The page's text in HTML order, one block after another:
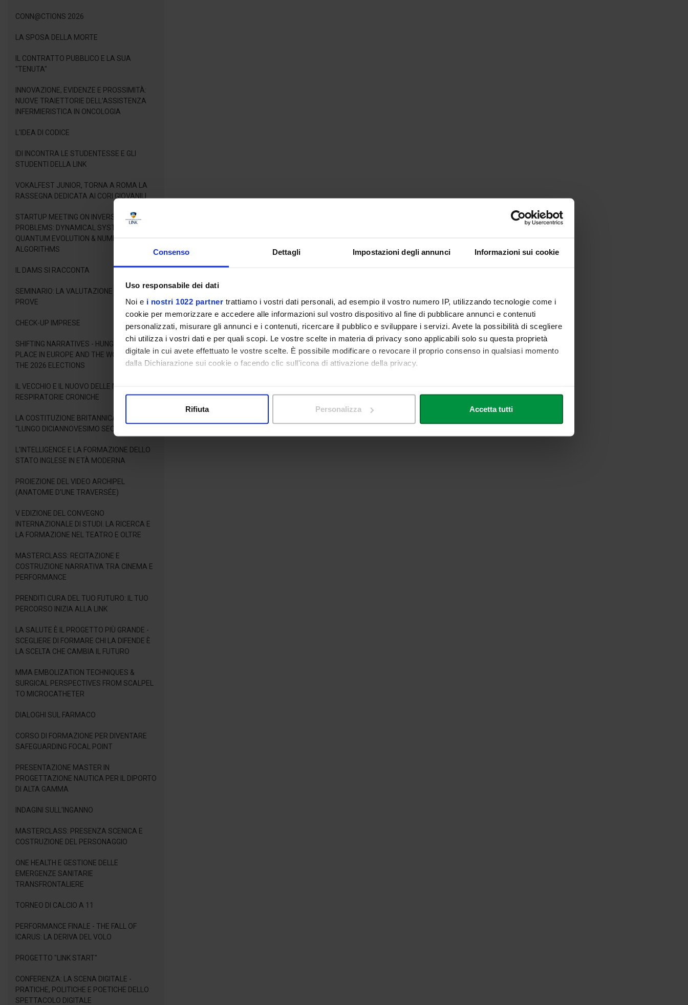
Consenso Dettagli Impostazioni degli annunci Informazioni sui cookie
Uso responsabile dei dati
Noi e i nostri 1022 partner trattiamo i vostri dati personali, ad esempio il vostro numero IP, utilizzando tecnologie come i
cookie per memorizzare e accedere alle informazioni sul vostro dispositivo al fine di pubblicare annunci e contenuti
personalizzati, misurare gli annunci e i contenuti, ricercare il pubblico e sviluppare i servizi. Avete la possibilità di scegliere
chi utilizza i vostri dati e per quali scopi. Le vostre scelte in materia di privacy sono applicabili solo su questa proprietà
digitale in cui avete effettuato le vostre scelte. È possibile modificare o revocare il proprio consenso in qualsiasi momento
dalla Dichiarazione sui cookie o facendo clic sull'icona di attivazione della privacy.
Identificare il tuo dispositivo, scansionandolo attivamente alla ricerca di caratteristiche specifiche (impronte digitali).
Rifiuta Personalizza Accetta tutti
CONN@CTIONS 2026
LA SPOSA DELLA MORTE
IL CONTRATTO PUBBLICO E LA SUA
"TENUTA"
INNOVAZIONE, EVIDENZE E PROSSIMITÀ:
NUOVE TRAIETTORIE DELL’ASSISTENZA
INFERMIERISTICA IN ONCOLOGIA
L'IDEA DI CODICE
IDI INCONTRA LE STUDENTESSE E GLI
STUDENTI DELLA LINK
VOKALFEST JUNIOR, TORNA A ROMA LA
RASSEGNA DEDICATA AI CORI GIOVANILI
STARTUP MEETING ON INVERSE LINEAR
PROBLEMS: DYNAMICAL SYSTEMS,
QUANTUM EVOLUTION & NUMERICAL
ALGORITHMS
IL DAMS SI RACCONTA
SEMINARIO: LA VALUTAZIONE DELLE
PROVE
CHECK-UP IMPRESE
SHIFTING NARRATIVES - HUNGARY'S NEW
PLACE IN EUROPE AND THE WORLD AFTER
THE 2026 ELECTIONS
IL VECCHIO E IL NUOVO DELLE MALATTIE
RESPIRATORIE CRONICHE
LA COSTITUZIONE BRITANNICA NEL
“LUNGO DICIANNOVESIMO SECOLO”
L'INTELLIGENCE E LA FORMAZIONE DELLO
STATO INGLESE IN ETÀ MODERNA
PROIEZIONE DEL VIDEO ARCHIPEL
(ANATOMIE D'UNE TRAVERSÉE)
V EDIZIONE DEL CONVEGNO
INTERNAZIONALE DI STUDI. LA RICERCA E
LA FORMAZIONE NEL TEATRO E OLTRE
MASTERCLASS: RECITAZIONE E
COSTRUZIONE NARRATIVA TRA CINEMA E
PERFORMANCE
PRENDITI CURA DEL TUO FUTURO: IL TUO
PERCORSO INIZIA ALLA LINK
LA SALUTE È IL PROGETTO PIÙ GRANDE -
SCEGLIERE DI FORMARE CHI LA DIFENDE È
LA SCELTA CHE CAMBIA IL FUTURO
MMA EMBOLIZATION TECHNIQUES &
SURGICAL PERSPECTIVES FROM SCALPEL
TO MICROCATHETER
DIALOGHI SUL FARMACO
CORSO DI FORMAZIONE PER DIVENTARE
SAFEGUARDING FOCAL POINT
PRESENTAZIONE MASTER IN
PROGETTAZIONE NAUTICA PER IL DIPORTO
DI ALTA GAMMA
INDAGINI SULL'INGANNO
MASTERCLASS: PRESENZA SCENICA E
COSTRUZIONE DEL PERSONAGGIO
ONE HEALTH E GESTIONE DELLE
EMERGENZE SANITARIE
TRANSFRONTALIERE
TORNEO DI CALCIO A 11
PERFORMANCE FINALE - THE FALL OF
ICARUS: LA DERIVA DEL VOLO
PROGETTO "LINK START"
CONFERENZA: LA SCENA DIGITALE -
PRATICHE, POLITICHE E POETICHE DELLO
SPETTACOLO DIGITALE